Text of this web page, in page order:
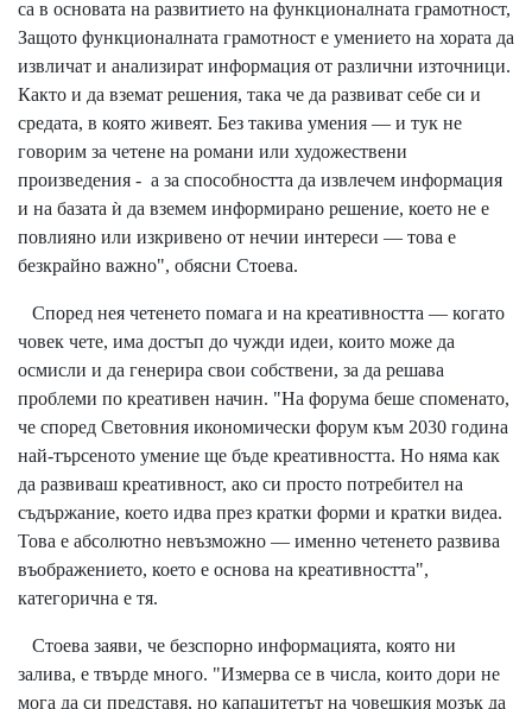
са в основата на развитието на функционалната грамотност,
Защото функционалната грамотност е умението на хората да
извличат и анализират информация от различни източници.
Както и да вземат решения, така че да развиват себе си и
средата, в която живеят. Без такива умения — и тук не
говорим за четене на романи или художествени
произведения - а за способността да извлечем информация
и на базата ѝ да вземем информирано решение, което не е
повлияно или изкривено от нечии интереси — това е
безкрайно важно", обясни Стоева.
Според нея четенето помага и на креативността — когато
човек чете, има достъп до чужди идеи, които може да
осмисли и да генерира свои собствени, за да решава
проблеми по креативен начин. "На форума беше споменато,
че според Световния икономически форум към 2030 година
най-търсеното умение ще бъде креативността. Но няма как
да развиваш креативност, ако си просто потребител на
съдържание, което идва през кратки форми и кратки видеа.
Това е абсолютно невъзможно — именно четенето развива
въображението, което е основа на креативността",
категорична е тя.
Стоева заяви, че безспорно информацията, която ни
залива, е твърде много. "Измерва се в числа, които дори не
мога да си представя, но капацитетът на човешкия мозък да